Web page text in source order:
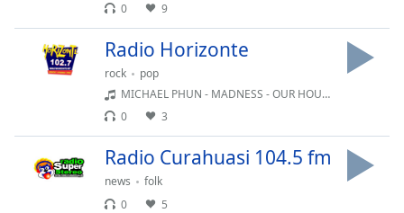
settings
opens
dialog
subtitles
off,
0
9
Radio Horizonte
rock
pop
MICHAEL PHUN - MADNESS - OUR HOUSE 08 DE AGOSTO
0
3
Radio Curahuasi 104.5 fm
news
folk
0
5